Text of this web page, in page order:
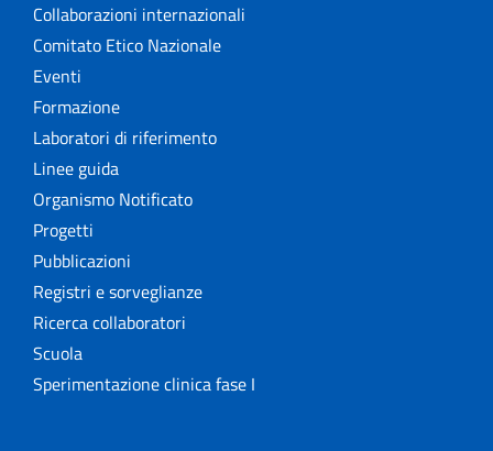
Collaborazioni internazionali
Comitato Etico Nazionale
Eventi
Formazione
Laboratori di riferimento
Linee guida
Organismo Notificato
Progetti
Pubblicazioni
Registri e sorveglianze
Ricerca collaboratori
Scuola
Sperimentazione clinica fase I